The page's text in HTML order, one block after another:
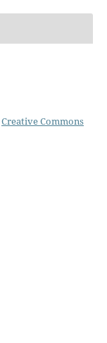
Creative Commons